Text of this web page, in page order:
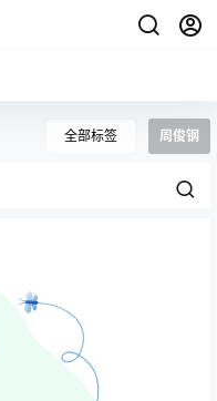
全部标签 周俊钢